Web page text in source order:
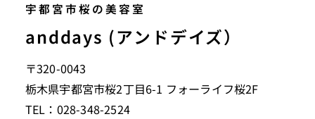
宇都宮市桜の美容室
anddays (アンドデイズ）
〒320-0043
栃木県宇都宮市桜2丁目6-1 フォーライフ桜2F
TEL：028-348-2524